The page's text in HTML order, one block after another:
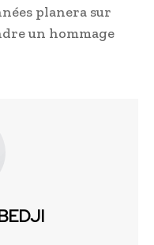
planera sur
un hommage